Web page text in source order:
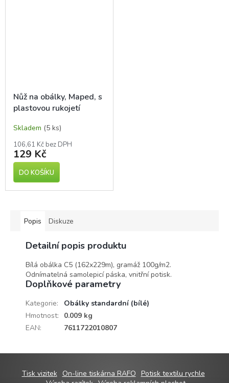
Nůž na obálky, Maped, s
plastovou rukojetí
Skladem (5 ks)
106,61 Kč bez DPH
129 Kč
DO KOŠÍKU
Popis Diskuze
Detailní popis produktu
Bílá obálka C5 (162x229m), gramáž 100g/m2.
Odnímatelná samolepicí páska, vnitřní potisk.
Doplňkové parametry
Kategorie:
Obálky standardní (bílé)
Hmotnost:
0.009 kg
EAN: 7611722010807
Tisk vizitek On-line tiskárna RAFO Potisk textilu rychle